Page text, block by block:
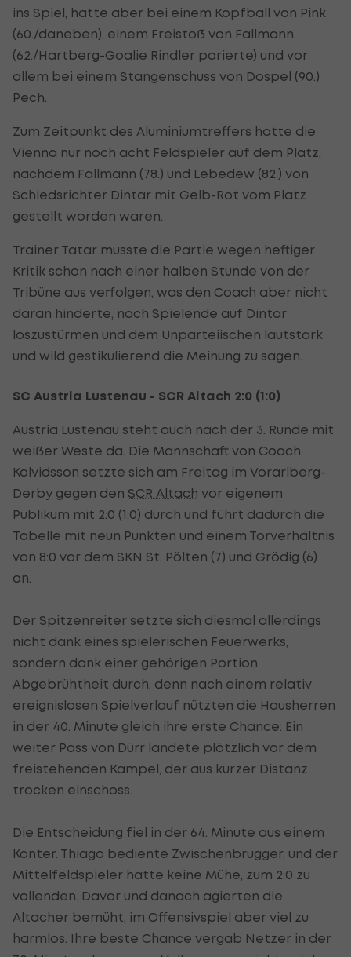
ins Spiel, hatte aber bei einem Kopfball von Pink
(60./daneben), einem Freistoß von Fallmann
(62./Hartberg-Goalie Rindler parierte) und vor
allem bei einem Stangenschuss von Dospel (90.)
Pech.
Zum Zeitpunkt des Aluminiumtreffers hatte die
Vienna nur noch acht Feldspieler auf dem Platz,
nachdem Fallmann (78.) und Lebedew (82.) von
Schiedsrichter Dintar mit Gelb-Rot vom Platz
gestellt worden waren.
Trainer Tatar musste die Partie wegen heftiger
Kritik schon nach einer halben Stunde von der
Tribüne aus verfolgen, was den Coach aber nicht
daran hinderte, nach Spielende auf Dintar
loszustürmen und dem Unparteiischen lautstark
und wild gestikulierend die Meinung zu sagen.
SC Austria Lustenau - SCR Altach 2:0 (1:0)
Austria Lustenau steht auch nach der 3. Runde mit
weißer Weste da. Die Mannschaft von Coach
Kolvidsson setzte sich am Freitag im Vorarlberg-
Derby gegen den SCR Altach vor eigenem
Publikum mit 2:0 (1:0) durch und führt dadurch die
Tabelle mit neun Punkten und einem Torverhältnis
von 8:0 vor dem SKN St. Pölten (7) und Grödig (6)
an.
Der Spitzenreiter setzte sich diesmal allerdings
nicht dank eines spielerischen Feuerwerks,
sondern dank einer gehörigen Portion
Abgebrühtheit durch, denn nach einem relativ
ereignislosen Spielverlauf nützten die Hausherren
in der 40. Minute gleich ihre erste Chance: Ein
weiter Pass von Dürr landete plötzlich vor dem
freistehenden Kampel, der aus kurzer Distanz
trocken einschoss.
Die Entscheidung fiel in der 64. Minute aus einem
Konter. Thiago bediente Zwischenbrugger, und der
Mittelfeldspieler hatte keine Mühe, zum 2:0 zu
vollenden. Davor und danach agierten die
Altacher bemüht, im Offensivspiel aber viel zu
harmlos. Ihre beste Chance vergab Netzer in der